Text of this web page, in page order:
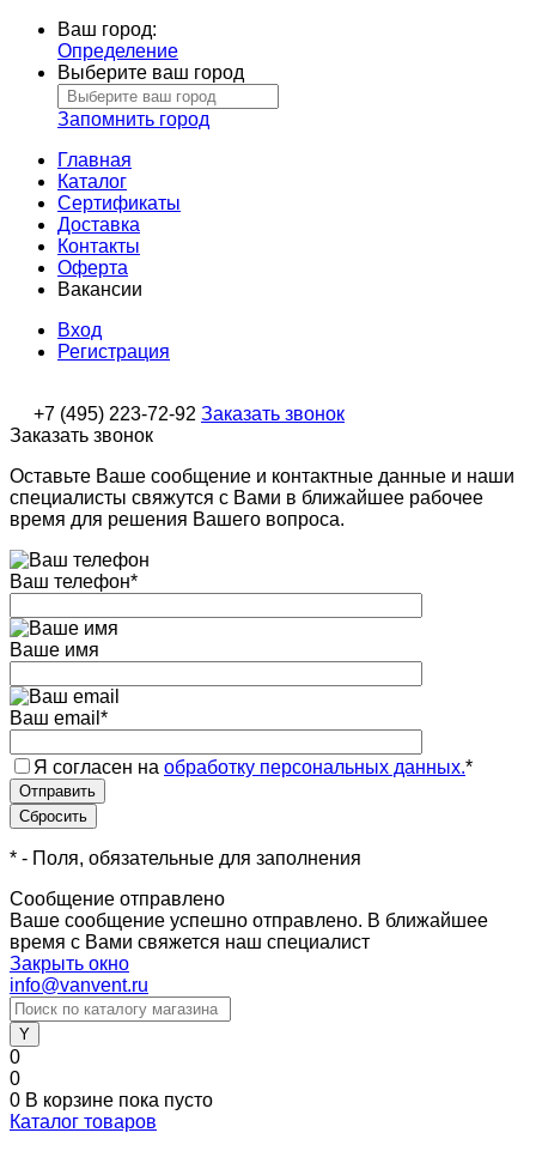
Ваш город:
Определение
Выберите ваш город
Запомнить город
Главная
Каталог
Сертификаты
Доставка
Контакты
Оферта
Вакансии
Вход
Регистрация
+7 (495) 223-72-92 Заказать звонок
Заказать звонок
Оставьте Ваше сообщение и контактные данные и наши
специалисты свяжутся с Вами в ближайшее рабочее
время для решения Вашего вопроса.
Ваш телефон*
Ваше имя
Ваш email *
Я согласен на обработку персональных данных.*
* - Поля, обязательные для заполнения
Сообщение отправлено
Ваше сообщение успешно отправлено. В ближайшее
время с Вами свяжется наш специалист
Закрыть окно
info@vanvent.ru
0
0
0 В корзине пока пусто
Каталог товаров